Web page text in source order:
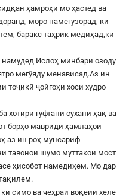
ҳамроҳи мо ҳастед ва
моро намегузорад, ки
баракс таҳрик медиҳад,ки
Ислоҳ минбари озоду
мегӯяду менависад.Аз ин
тоҷикӣ ҷойгоҳи хоси худро
хотири гуфтани сухани ҳақ ва
борҳо мавриди ҳамлаҳои
аз ин роҳ мунсариф
тавонои шумо муттакои мост
ҳисобот намедиҳем. Мо дар
симо ва чеҳраи воқеии хеле